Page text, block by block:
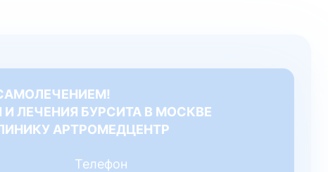
ЛЕЧЕНИЯ БУРСИТА В МОСКВЕ
АРТРОМЕДЦЕНТР
Телефон